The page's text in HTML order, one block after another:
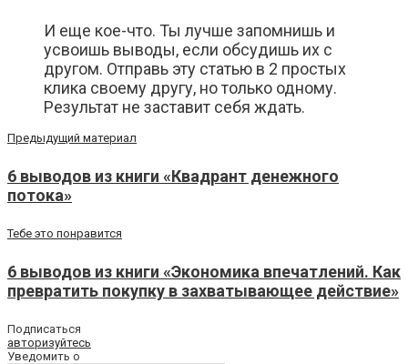
И еще кое-что. Ты лучше запомнишь и
усвоишь выводы, если обсудишь их с
другом. Отправь эту статью в 2 простых
клика своему другу, но только одному.
Результат не заставит себя ждать.
Предыдущий материал
6 выводов из книги «Квадрант денежного
потока»
Тебе это понравится
6 выводов из книги «Экономика впечатлений. Как
превратить покупку в захватывающее действие»
Подписаться
авторизуйтесь
Уведомить о